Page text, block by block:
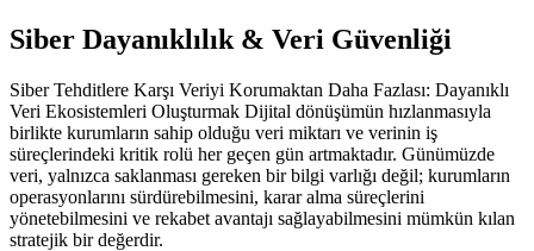
Siber Dayanıklılık & Veri Güvenliği
Siber Tehditlere Karşı Veriyi Korumaktan Daha Fazlası: Dayanıklı
Veri Ekosistemleri Oluşturmak Dijital dönüşümün hızlanmasıyla
birlikte kurumların sahip olduğu veri miktarı ve verinin iş
süreçlerindeki kritik rolü her geçen gün artmaktadır. Günümüzde
veri, yalnızca saklanması gereken bir bilgi varlığı değil; kurumların
operasyonlarını sürdürebilmesini, karar alma süreçlerini
yönetebilmesini ve rekabet avantajı sağlayabilmesini mümkün kılan
stratejik bir değerdir.